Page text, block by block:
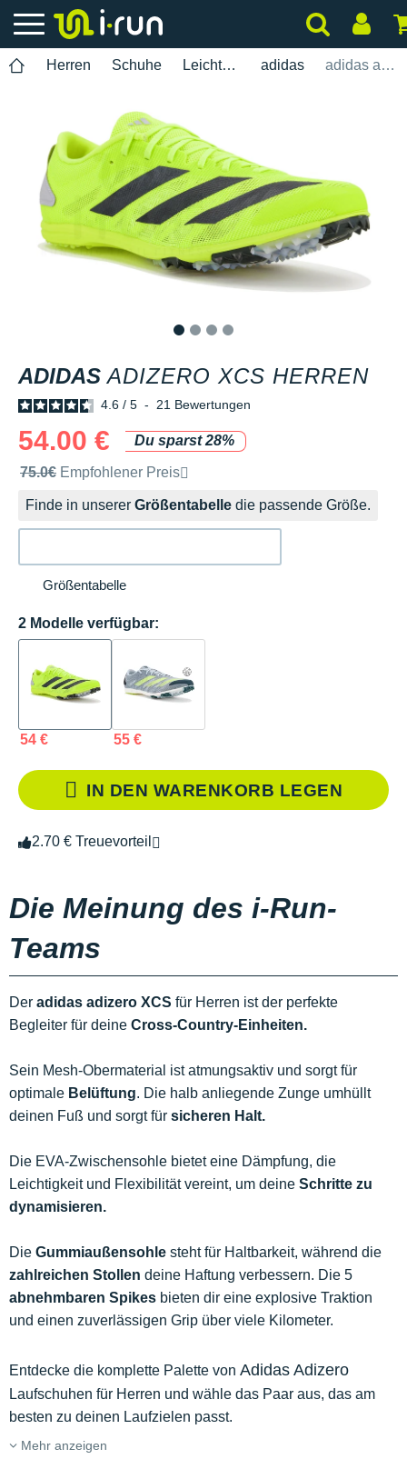
Herren Schuhe Leichtathletik adidas adidas adizero XCS Herren
ADIDAS ADIZERO XCS HERREN
4.6 / 5 - 21 Bewertungen
54.00 €
Du sparst 28%
Unverbindliche Preisempfehlung der Marke
75.0€ Empfohlener Preis
Finde in unserer Größentabelle die passende Größe.
Größentabelle
2 Modelle verfügbar:
54 € 55 €
IN DEN WARENKORB LEGEN
2.70 € Treuevorteil
Die Meinung des i-Run-
Teams
Der adidas adizero XCS für Herren ist der perfekte
Begleiter für deine Cross-Country-Einheiten.
Sein Mesh-Obermaterial ist atmungsaktiv und sorgt für
optimale Belüftung. Die halb anliegende Zunge umhüllt
deinen Fuß und sorgt für sicheren Halt.
Die EVA-Zwischensohle bietet eine Dämpfung, die
Leichtigkeit und Flexibilität vereint, um deine Schritte zu
dynamisieren.
Die Gummiaußensohle steht für Haltbarkeit, während die
zahlreichen Stollen deine Haftung verbessern. Die 5
abnehmbaren Spikes bieten dir eine explosive Traktion
und einen zuverlässigen Grip über viele Kilometer.
Entdecke die komplette Palette von Adidas Adizero
Laufschuhen für Herren und wähle das Paar aus, das am
besten zu deinen Laufzielen passt.
Mehr anzeigen